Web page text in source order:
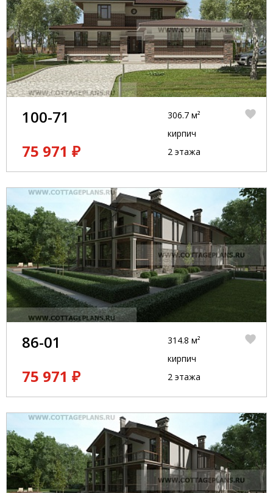
100-71
75 971 ₽
306.7 м²
кирпич
2 этажа
86-01
75 971 ₽
314.8 м²
кирпич
2 этажа